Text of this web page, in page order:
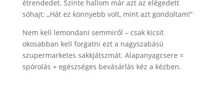
étrendedet. Szinte hallom már azt az elégedett
sóhajt: „Hát ez könnyebb volt, mint azt gondoltam!”
Nem kell lemondani semmiről – csak kicsit
okosabban kell forgatni ezt a nagyszabású
szupermarketes sakkjátszmát. Alapanyagcsere =
spórolás + egészséges bevásárlás kéz a kézben.